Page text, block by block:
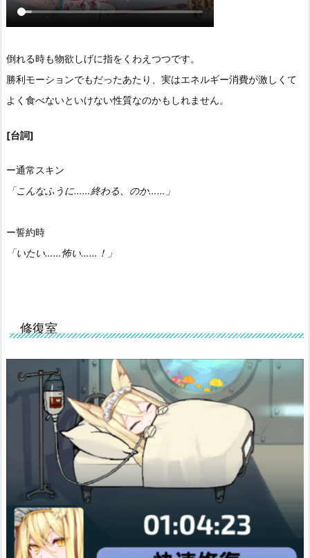
倒れる時も物欲しげに指をくわえつつです。
勝利モーションでもだったあたり、実はエネルギー消費が激しくて
よく食べないといけない性質なのかもしれません。
[台詞]
ー通常スキン
「こんなふうに……終わる、のか……」
ー誓約時
「いたい……怖い……！」
修復室